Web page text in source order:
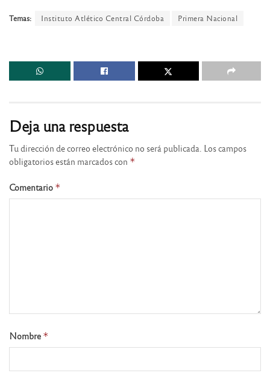
Temas: Instituto Atlético Central Córdoba Primera Nacional
Deja una respuesta
Tu dirección de correo electrónico no será publicada. Los campos
obligatorios están marcados con *
Comentario *
Nombre *